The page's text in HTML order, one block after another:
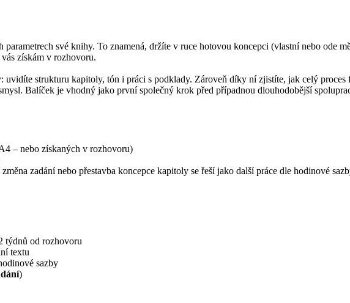
své knihy. To znamená, držíte v ruce hotovou koncepci (vlastní nebo ode
získám v rozhovoru.
uvidíte strukturu kapitoly, tón i práci s podklady. Zároveň díky ní zjistíte, jak celý
Balíček je vhodný jako první společný krok před případnou dlouhodobější
– nebo získaných v rozhovoru)
zadání nebo přestavba koncepce kapitoly se řeší jako další práce dle hodinové
týdnů od rozhovoru
textu
sazby
)